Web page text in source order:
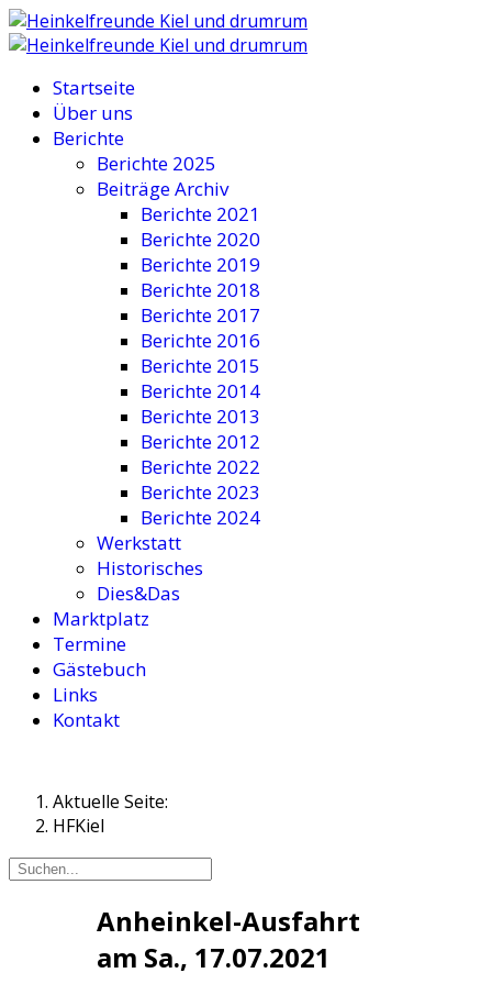
Startseite
Über uns
Berichte
Berichte 2025
Beiträge Archiv
Berichte 2021
Berichte 2020
Berichte 2019
Berichte 2018
Berichte 2017
Berichte 2016
Berichte 2015
Berichte 2014
Berichte 2013
Berichte 2012
Berichte 2022
Berichte 2023
Berichte 2024
Werkstatt
Historisches
Dies&Das
Marktplatz
Termine
Gästebuch
Links
Kontakt
Aktuelle Seite:
HFKiel
Anheinkel-Ausfahrt
am Sa., 17.07.2021